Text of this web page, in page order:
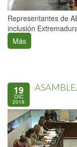
Representantes de
inclusión
Más
19
DIC
2018